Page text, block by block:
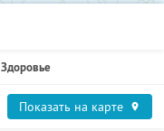
Здоровье
Показать на карте